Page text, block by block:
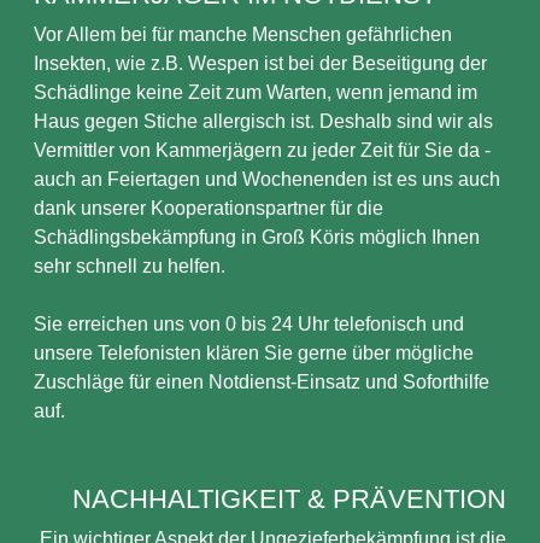
Vor Allem bei für manche Menschen gefährlichen
Insekten, wie z.B. Wespen ist bei der Beseitigung der
Schädlinge keine Zeit zum Warten, wenn jemand im
Haus gegen Stiche allergisch ist. Deshalb sind wir als
Vermittler von Kammerjägern zu jeder Zeit für Sie da -
auch an Feiertagen und Wochenenden ist es uns auch
dank unserer Kooperationspartner für die
Schädlingsbekämpfung in Groß Köris möglich Ihnen
sehr schnell zu helfen.
Sie erreichen uns von 0 bis 24 Uhr telefonisch und
unsere Telefonisten klären Sie gerne über mögliche
Zuschläge für einen Notdienst-Einsatz und Soforthilfe
auf.
NACHHALTIGKEIT & PRÄVENTION
Ein wichtiger Aspekt der Ungezieferbekämpfung ist die